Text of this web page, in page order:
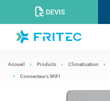
DEVIS
Accueil Produits Climatisation
Connecteurs WIFI